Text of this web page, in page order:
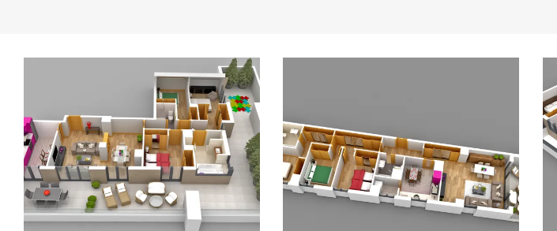
ARQUITECTURA ÁTICOS
CALIDADES EDIFICIO LÚMINA
INFOGRAFÍAS PRADO DE LA
VEGA
Atico tipo A, gran
CALIDADES EDIFICIO LÚMINA
INFOGRAFÍAS PLANOS
Vista general
vivienda Tipo E+,